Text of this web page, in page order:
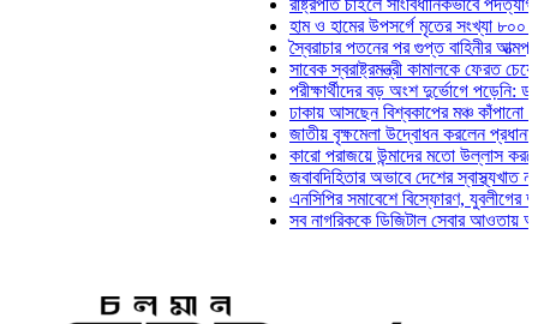
রাষ্ট্রপতি চাইলে সাংবিধানিকভাবে পদত্যাগ করতে
হাম ও হামের উপসর্গে মৃতের সংখ্যা ৮০০ ছাড়াল
স্বৈরাচার পতনের পর গুপ্ত বাহিনীর আত্মপ্রকাশ:
সাবেক স্বরাষ্ট্রমন্ত্রী কামালকে ফেরত চেয়ে
পরীক্ষার্থীদের বড় অংশ দুর্ভোগে পড়েনি: ড.
ঢাকায় আসছেন বিশ্বকাপের মঞ্চ কাঁপানো সেই
জাতীয় বৃক্ষমেলা উদ্বোধন করলেন প্রধানমন্ত্রী
কারো পরাজয়ে উন্মাদের মতো উল্লাস করতে হয়
জবাবদিহিতার অভাবে দেশের স্বাস্থ্যখাত নানা
এনসিপির সমাবেশে বিস্ফোরণ, যুবলীগের দুই
সব নাগরিককে ডিজিটাল সেবার আওতায় আনতে